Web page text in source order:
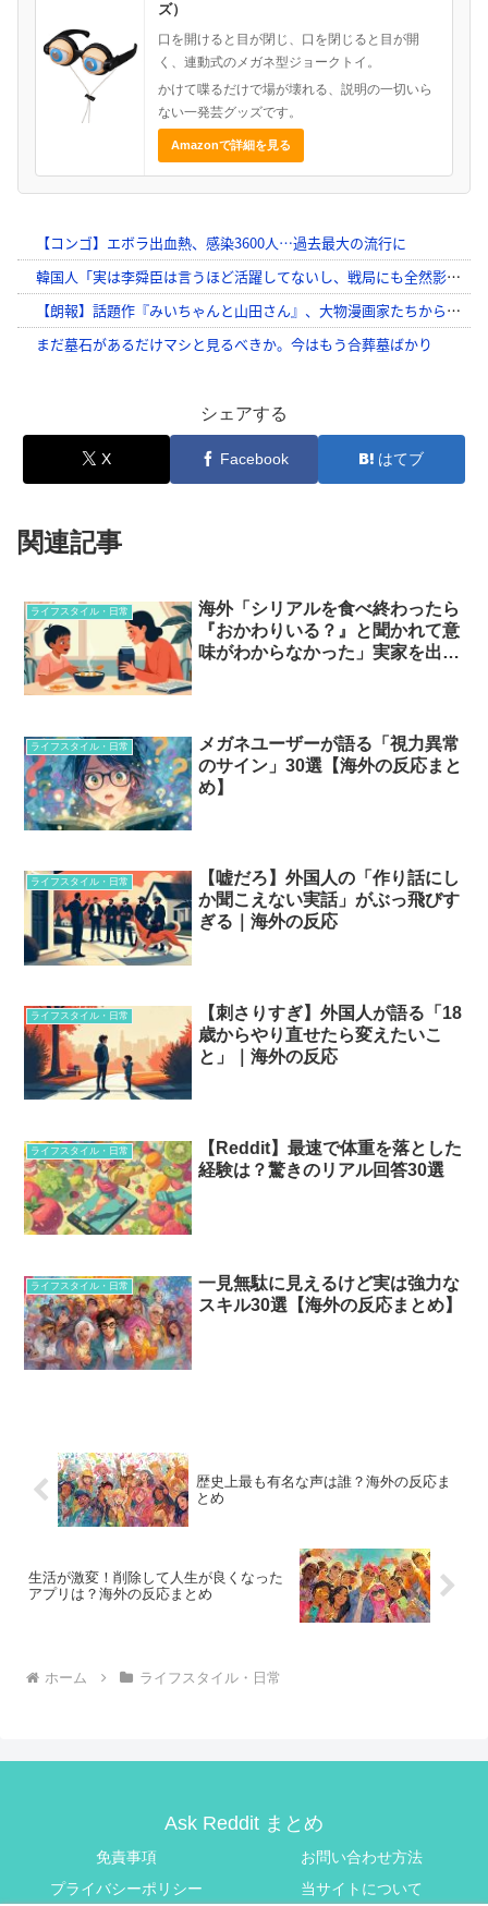
ズ）
口を開けると目が閉じ、口を閉じると目が開
く、連動式のメガネ型ジョークトイ。
かけて喋るだけで場が壊れる、説明の一切いら
ない一発芸グッズです。
Amazonで詳細を見る
シェアする
X Facebook はてブ
関連記事
ライフスタイル・日常
海外「シリアルを食べ終わったら
『おかわりいる？』と聞かれて意
味がわからなかった」実家を出て
ライフスタイル・日常
メガネユーザーが語る「視力異常
のサイン」30選【海外の反応まと
め】
ライフスタイル・日常
【嘘だろ】外国人の「作り話にし
か聞こえない実話」がぶっ飛びす
ぎる｜海外の反応
ライフスタイル・日常
【刺さりすぎ】外国人が語る「18
歳からやり直せたら変えたいこ
と」｜海外の反応
ライフスタイル・日常
【Reddit】最速で体重を落とした
経験は？驚きのリアル回答30選
ライフスタイル・日常
一見無駄に見えるけど実は強力な
スキル30選【海外の反応まとめ】
歴史上最も有名な声は誰？海外の反応ま
とめ
生活が激変！削除して人生が良くなった
アプリは？海外の反応まとめ
ホーム ライフスタイル・日常
Ask Reddit まとめ
免責事項
お問い合わせ方法
プライバシーポリシー
当サイトについて